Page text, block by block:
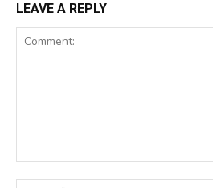
LEAVE A REPLY